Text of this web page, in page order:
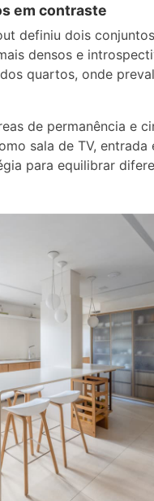
em contraste
definiu dois
densos e
quartos, onde
de permanência e
sala de TV,
para equilibrar